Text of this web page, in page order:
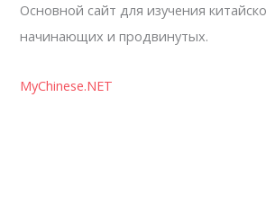
Основной сайт для изучения
начинающих и продвинутых.
MyChinese.NET